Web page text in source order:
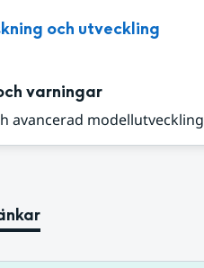
och utveckling
varningar
avancerad